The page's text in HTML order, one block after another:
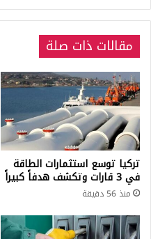
البلاد
مقالات ذات صلة
تركيا توسع استثمارات الطاقة
في 3 قارات وتكشف هدفاً كبيراً
منذ 56 دقيقة